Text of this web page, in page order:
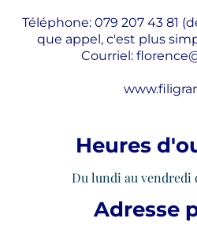
Téléphone: 079 207 43 81
que appel, c'est plus
Courriel:
Heures
Du lundi au vendredi
Adresse